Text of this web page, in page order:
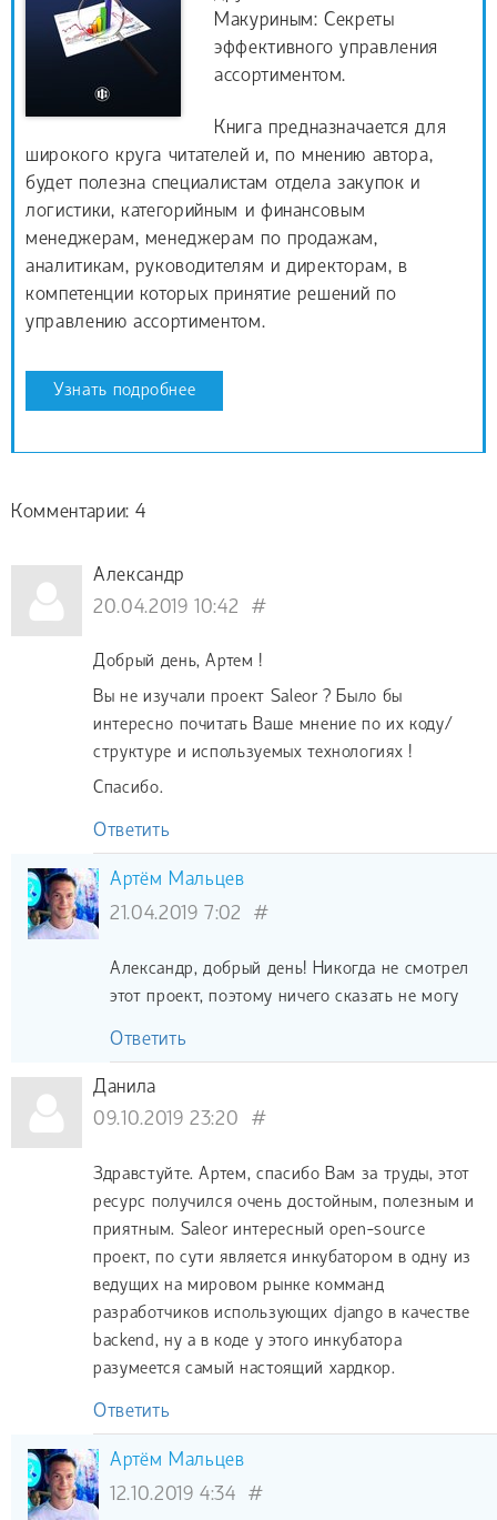
Макуриным: Секреты
эффективного управления
ассортиментом.
Книга предназначается для
широкого круга читателей и, по мнению автора,
будет полезна специалистам отдела закупок и
логистики, категорийным и финансовым
менеджерам, менеджерам по продажам,
аналитикам, руководителям и директорам, в
компетенции которых принятие решений по
управлению ассортиментом.
Узнать подробнее
Комментарии: 4
Александр
20.04.2019 10:42
#
Добрый день, Артем !
Вы не изучали проект Saleor ? Было бы
интересно почитать Ваше мнение по их коду/
структуре и используемых технологиях !
Спасибо.
Ответить
Артём Мальцев
21.04.2019 7:02
#
Александр, добрый день! Никогда не смотрел
этот проект, поэтому ничего сказать не могу
Ответить
Данила
09.10.2019 23:20
#
Здравстуйте. Артем, спасибо Вам за труды, этот
ресурс получился очень достойным, полезным и
приятным. Saleor интересный open-source
проект, по сути является инкубатором в одну из
ведущих на мировом рынке комманд
разработчиков использующих django в качестве
backend, ну а в коде у этого инкубатора
разумеется самый настоящий хардкор.
Ответить
Артём Мальцев
12.10.2019 4:34
#